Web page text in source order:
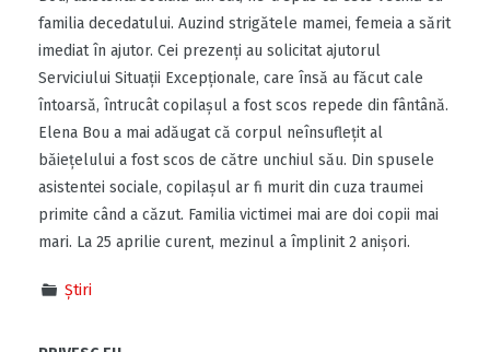
familia decedatului. Auzind strigătele mamei, femeia a sărit
imediat în ajutor. Cei prezenți au solicitat ajutorul
Serviciului Situații Excepționale, care însă au făcut cale
întoarsă, întrucât copilașul a fost scos repede din fântână.
Elena Bou a mai adăugat că corpul neînsuflețit al
băiețelului a fost scos de către unchiul său. Din spusele
asistentei sociale, copilașul ar fi murit din cuza traumei
primite când a căzut. Familia victimei mai are doi copii mai
mari. La 25 aprilie curent, mezinul a împlinit 2 anișori.
Știri